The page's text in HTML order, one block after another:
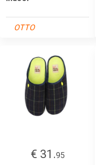
OTTO
€ 31.95